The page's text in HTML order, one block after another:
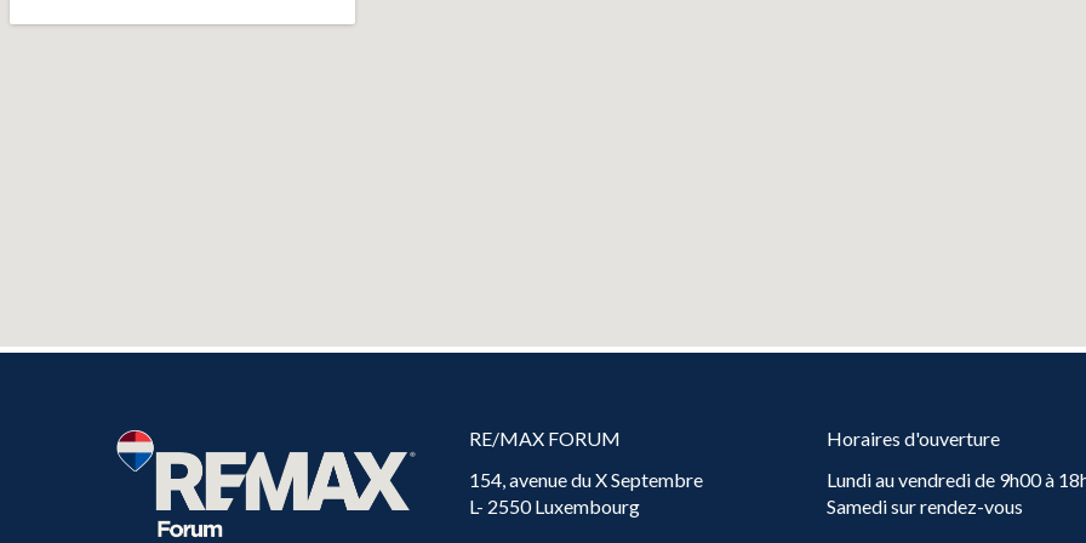
RE/MAX FORUM
154, avenue du X Septembre
L- 2550 Luxembourg
Horaires d'ouverture
Lundi au vendredi de 9h00 à
Samedi sur rendez-vous